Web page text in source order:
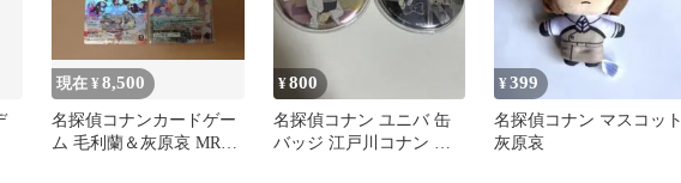
現在 ¥8,500
名探偵コナンカードゲー
ム 毛利蘭＆灰原哀 MR
¥800
名探偵コナン ユニバ 缶
バッジ 江戸川コナン 灰
¥399
名探偵コナン マスコット
灰原哀